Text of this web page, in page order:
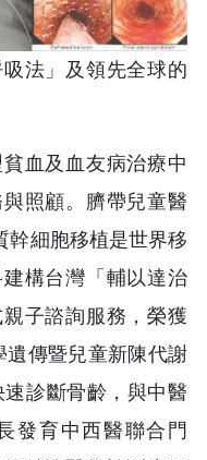
法」及領先全球的
血及血友病治療中
照顧。臍帶兒童醫
幹細胞移植是世界移
構台灣「輔以達治
子諮詢服務，榮獲
遺傳暨兒童新陳代謝
診斷骨齡，與中醫
發育中西醫聯合門